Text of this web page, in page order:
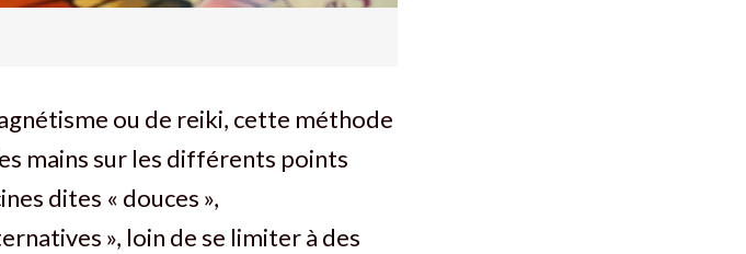
ou de reiki, cette méthode
mains sur les différents points
dites « douces »,
», loin de se limiter à des